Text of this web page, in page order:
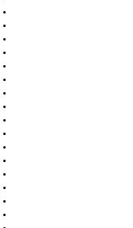
•
•
•
•
•
•
•
•
•
•
•
•
•
•
•
•